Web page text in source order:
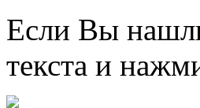
Если Вы
текста и